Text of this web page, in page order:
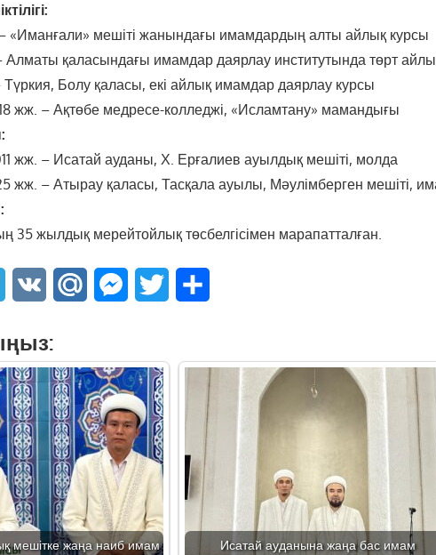
«Иманғали» мешіті жанындағы имамдардың алты айлық курсы
Алматы қаласындағы имамдар даярлау институтында төрт
Түркия, Болу қаласы, екі айлық имамдар даярлау курсы
жж. – Ақтөбе медресе-колледжі, «Исламтану» мамандығы
жж. – Исатай ауданы, Х. Ерғалиев ауылдық мешіті, молда
жж. – Атырау қаласы, Тасқала ауылы, Мәулімберген мешіті,
35 жылдық мерейтойлық төсбелгісімен марапатталған.
Telegram
VK Mail.Ru Messenger
Twitter
мешітке жаңа наиб имам
Исатай ауданына жаңа бас имам